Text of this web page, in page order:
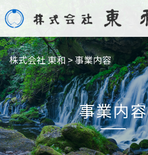
株式会社 東和>事業内容
事業内容